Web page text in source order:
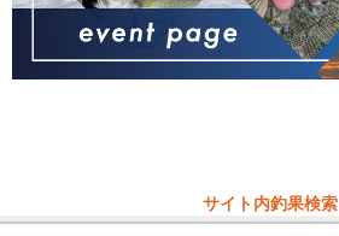
サイト内釣果検索